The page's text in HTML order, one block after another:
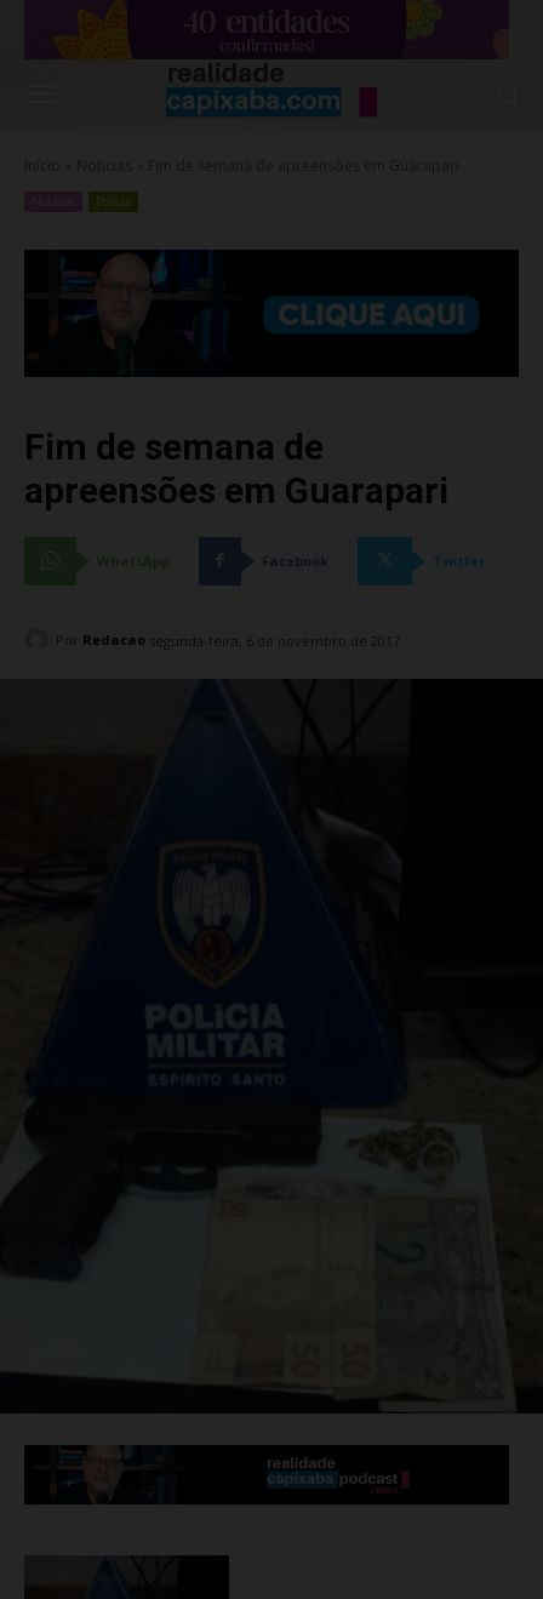
Polícia
Fim de semana de
apreensões em Guarapari
Facebook Twitter
Por Redacao segunda-feira, 6 de novembro de 2017